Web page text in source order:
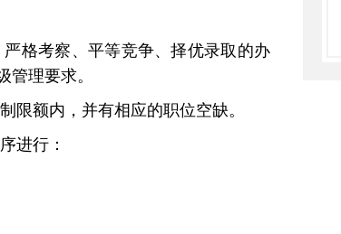
格考察、平等竞争、择优录取的办
理要求。
限额内，并有相应的职位空缺。
进行：